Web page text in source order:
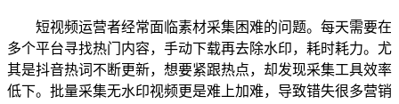
短视频运营者经常面临素材采集困难的问题。每天需要在
多个平台寻找热门内容，手动下载再去除水印，耗时耗力。尤
其是抖音热词不断更新，想要紧跟热点，却发现采集工具效率
低下。批量采集无水印视频更是难上加难，导致错失很多营销